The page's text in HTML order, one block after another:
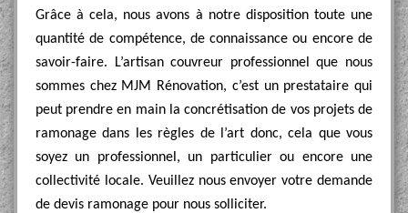
Grâce à cela, nous avons à notre disposition toute une
quantité de compétence, de connaissance ou encore de
savoir-faire. L’artisan couvreur professionnel que nous
sommes chez MJM Rénovation, c’est un prestataire qui
peut prendre en main la concrétisation de vos projets de
ramonage dans les règles de l’art donc, cela que vous
soyez un professionnel, un particulier ou encore une
collectivité locale. Veuillez nous envoyer votre demande
de devis ramonage pour nous solliciter.